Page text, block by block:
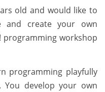
old and would like to
and create your own
programming workshop
programming playfully
You develop your own